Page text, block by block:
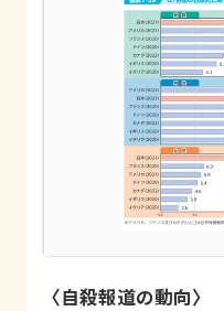
〈自殺報道の動向〉